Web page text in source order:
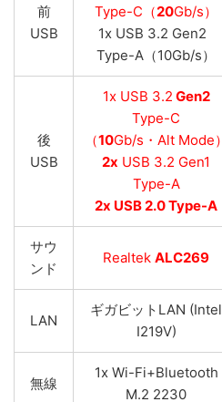
前
USB
Type-C（20Gb/s）
1x USB 3.2 Gen2
Type-A（10Gb/s）
後
USB
1x USB 3.2 Gen2
Type-C
（10Gb/s・Alt Mode）
2x USB 3.2 Gen1
Type-A
2x USB 2.0 Type-A
サウ
ンド
Realtek ALC269
LAN
ギガビットLAN (Intel
I219V)
無線
1x Wi-Fi+Bluetooth
M.2 2230